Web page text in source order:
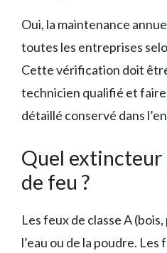
Oui, la maintenance
toutes les entreprises
Cette vérification doit
technicien qualifié et faire
détaillé conservé dans
Quel
de feu ?
Les feux de classe A
l’eau ou de la poudre. Les